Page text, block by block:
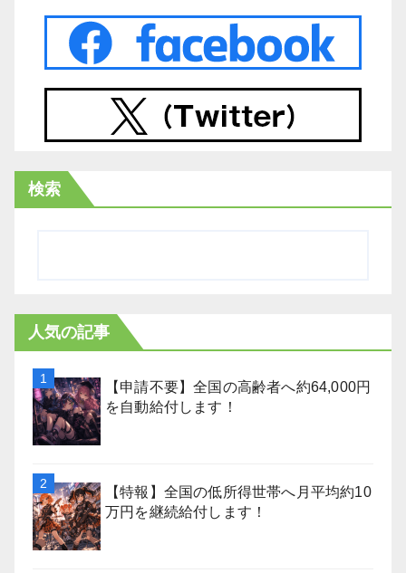
検索
人気の記事
【申請不要】全国の高齢者へ約64,000円
を自動給付します！
【特報】全国の低所得世帯へ月平均約10
万円を継続給付します！